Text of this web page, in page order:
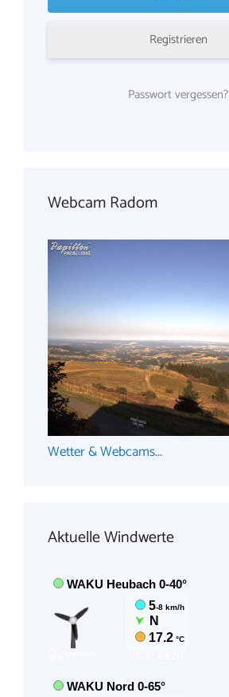
Registrieren
Passwort vergessen?
Webcam Radom
Wetter & Webcams...
Aktuelle Windwerte